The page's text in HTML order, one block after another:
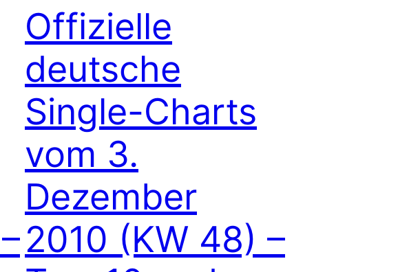
Offizielle
deutsche
Single-Charts
vom 3.
Dezember
2010 (KW 48) –